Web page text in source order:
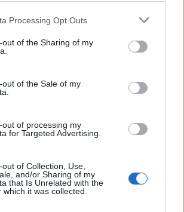
website/app uses one or more Google
visit or usage behaviour. You may click to
to Google and its third-party tags to
specified purposes in below Google
Processing Opt Outs
out of the Sharing of my
out of the Sale of my
out of processing my
for Targeted Advertising.
of Collection, Use,
and/or Sharing of my
that Is Unrelated with the
it was collected.
σε συνεργείο αυτοκίνητων
σκότωσε και εγκατέλειψε τον